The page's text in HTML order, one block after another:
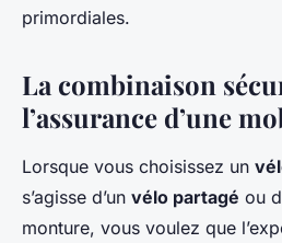
primordiales.
La combinaison
l’assurance d’une
Lorsque vous choisissez un
s’agisse d’un vélo partagé ou
monture, vous voulez que